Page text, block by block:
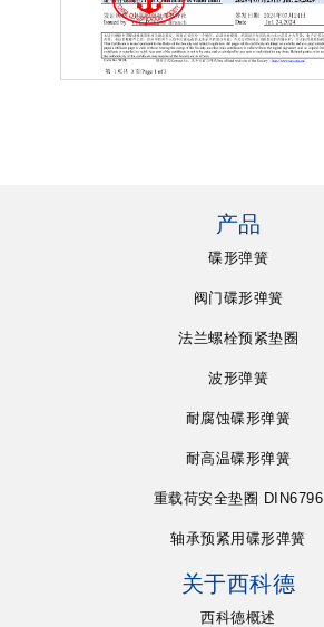
产品
碟形弹簧
阀门碟形弹簧
法兰螺栓预紧垫圈
波形弹簧
耐腐蚀碟形弹簧
耐高温碟形弹簧
重载荷安全垫圈 DIN6796
轴承预紧用碟形弹簧
关于西科德
西科德概述